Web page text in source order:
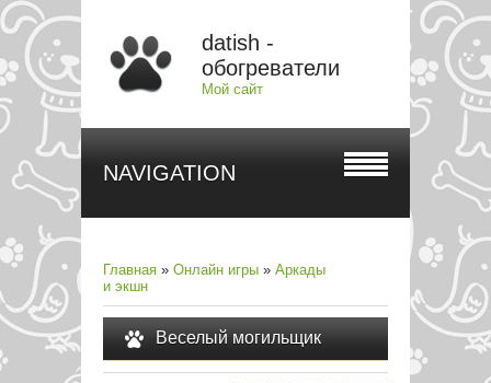
datish -
обогреватели
Мой сайт
NAVIGATION
Главная » Онлайн игры » Аркады
и экшн
Веселый могильщик